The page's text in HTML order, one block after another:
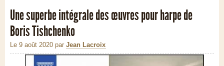
Une superbe intégrale des œuvres pour harpe de
Boris Tishchenko
Le 9 août 2020 par Jean Lacroix